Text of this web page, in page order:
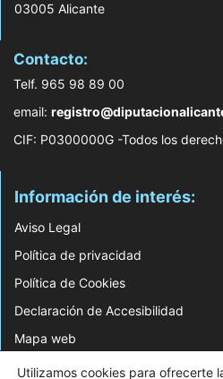
03005 Alicante
Contacto:
Telf. 965 98 89 00
email:
CIF: P0300000G -Todos los
Información de interés:
Aviso Legal
Política de privacidad
Política de Cookies
Declaración de Accesibilidad
Mapa web
Utilizamos cookies para ofrecerte